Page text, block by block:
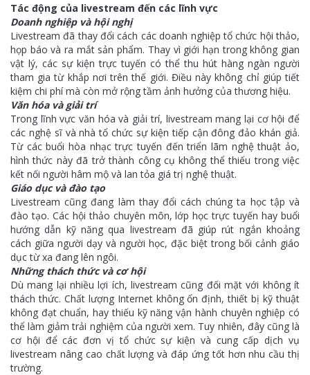
Tác động của livestream đến các lĩnh vực
Doanh nghiệp và hội nghị
Livestream đã thay đổi cách các doanh nghiệp tổ chức hội thảo,
họp báo và ra mắt sản phẩm. Thay vì giới hạn trong không gian
vật lý, các sự kiện trực tuyến có thể thu hút hàng ngàn người
tham gia từ khắp nơi trên thế giới. Điều này không chỉ giúp tiết
kiệm chi phí mà còn mở rộng tầm ảnh hưởng của thương hiệu.
Văn hóa và giải trí
Trong lĩnh vực văn hóa và giải trí, livestream mang lại cơ hội để
các nghệ sĩ và nhà tổ chức sự kiện tiếp cận đông đảo khán giả.
Từ các buổi hòa nhạc trực tuyến đến triển lãm nghệ thuật ảo,
hình thức này đã trở thành công cụ không thể thiếu trong việc
kết nối người hâm mộ và lan tỏa giá trị nghệ thuật.
Giáo dục và đào tạo
Livestream cũng đang làm thay đổi cách chúng ta học tập và
đào tạo. Các hội thảo chuyên môn, lớp học trực tuyến hay buổi
hướng dẫn kỹ năng qua livestream đã giúp rút ngắn khoảng
cách giữa người dạy và người học, đặc biệt trong bối cảnh giáo
dục từ xa đang lên ngôi.
Những thách thức và cơ hội
Dù mang lại nhiều lợi ích, livestream cũng đối mặt với không ít
thách thức. Chất lượng Internet không ổn định, thiết bị kỹ thuật
không đạt chuẩn, hay thiếu kỹ năng vận hành chuyên nghiệp có
thể làm giảm trải nghiệm của người xem. Tuy nhiên, đây cũng là
cơ hội để các đơn vị tổ chức sự kiện và cung cấp dịch vụ
livestream nâng cao chất lượng và đáp ứng tốt hơn nhu cầu thị
trường.